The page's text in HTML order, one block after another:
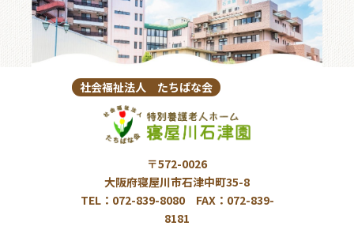
社会福祉法人 たちばな会
〒572-0026
大阪府寝屋川市石津中町35-8
TEL：072-839-8080 FAX：072-839-
8181